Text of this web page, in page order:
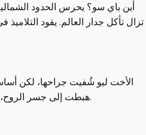
أين باي سو؟ يحرس الحدود
تزال تأكل جدار العالم. يقود التلاميذ
الأخت ليو شُفيت جراحها، لكن
هبطت إلى جسر الروح، لن تعود قريبًا في المدى القصير.